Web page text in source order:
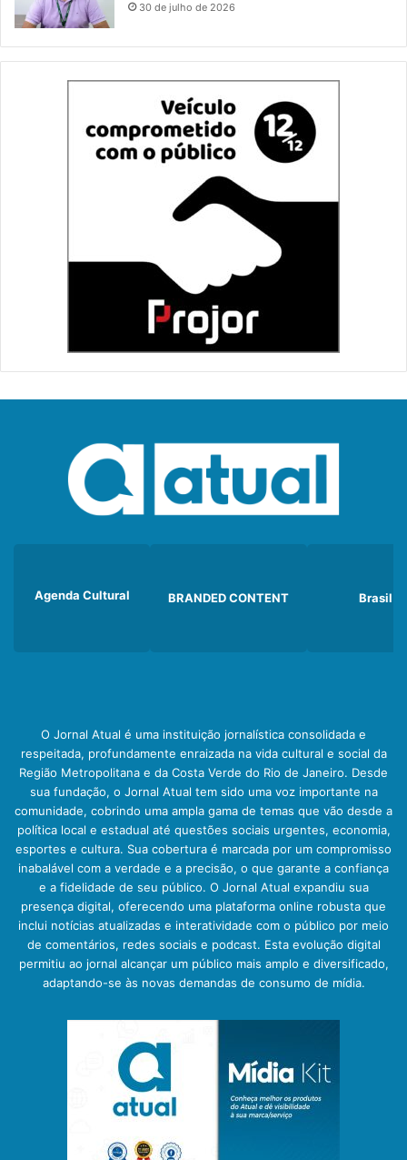
30 de julho de 2026
Agenda Cultural BRANDED CONTENT Brasil
O Jornal Atual é uma instituição jornalística consolidada e
respeitada, profundamente enraizada na vida cultural e social da
Região Metropolitana e da Costa Verde do Rio de Janeiro. Desde
sua fundação, o Jornal Atual tem sido uma voz importante na
comunidade, cobrindo uma ampla gama de temas que vão desde a
política local e estadual até questões sociais urgentes, economia,
esportes e cultura. Sua cobertura é marcada por um compromisso
inabalável com a verdade e a precisão, o que garante a confiança
e a fidelidade de seu público. O Jornal Atual expandiu sua
presença digital, oferecendo uma plataforma online robusta que
inclui notícias atualizadas e interatividade com o público por meio
de comentários, redes sociais e podcast. Esta evolução digital
permitiu ao jornal alcançar um público mais amplo e diversificado,
adaptando-se às novas demandas de consumo de mídia.